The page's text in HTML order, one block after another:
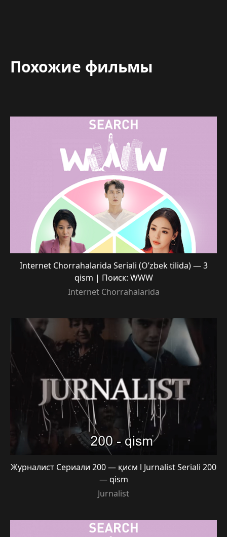
Похожие фильмы
Internet Chorrahalarida Seriali (O’zbek tilida) — 3
qism | Поиск: WWW
Internet Chorrahalarida
Журналист Сериали 200 — қисм l Jurnalist Seriali 200
— qism
Jurnalist